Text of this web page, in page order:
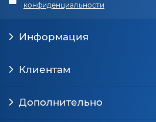
конфиденциальности
Информация
Клиентам
Дополнительно